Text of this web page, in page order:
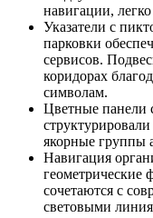
навигации,
Указатели с
парковки
сервисов.
коридорах
символам.
Цветные панели
якорные группы
Навигация
сочетаются с
световыми